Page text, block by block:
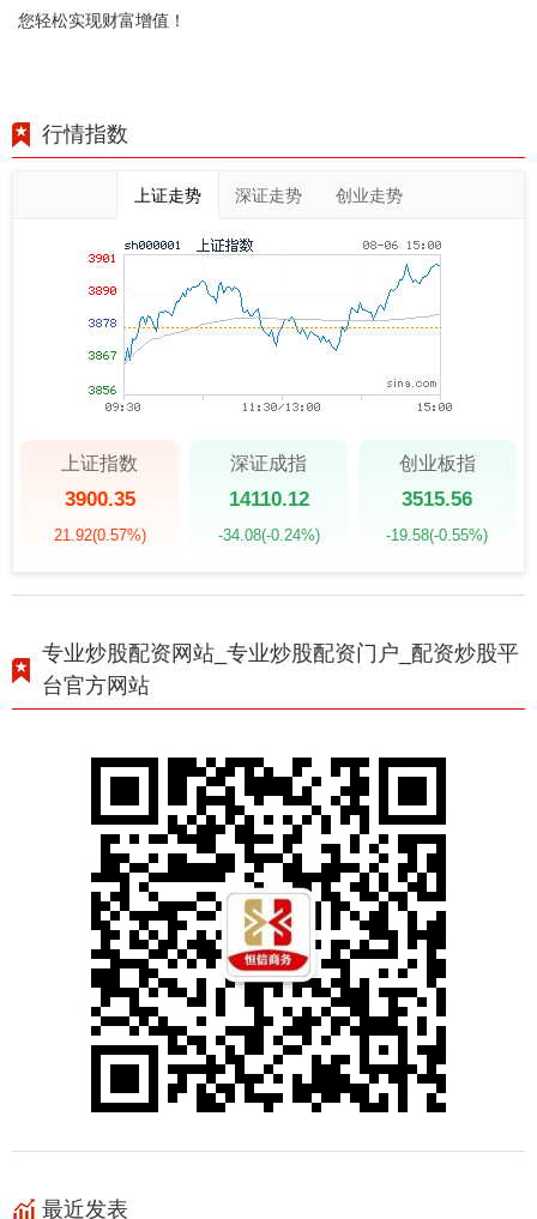
您轻松实现财富增值！
行情指数
上证走势 深证走势 创业走势
上证指数
3900.35
21.92(0.57%)
深证成指
14110.12
-34.08(-0.24%)
创业板指
3515.56
-19.58(-0.55%)
专业炒股配资网站_专业炒股配资门户_配资炒股平
台官方网站
最近发表